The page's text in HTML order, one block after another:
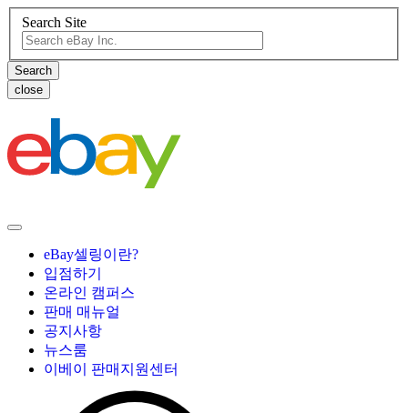
Search Site
close
eBay셀링이란?
입점하기
온라인 캠퍼스
판매 매뉴얼
공지사항
뉴스룸
이베이 판매지원센터